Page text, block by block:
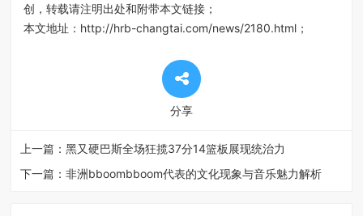
创，转载请注明出处和附带本文链接；
本文地址： http://hrb-changtai.com/news/2180.html；
分享
上一篇：黑又硬巴斯全场狂揽37分14篮板展现统治力
下一篇：非洲bboombboom代表的文化现象与音乐魅力解析